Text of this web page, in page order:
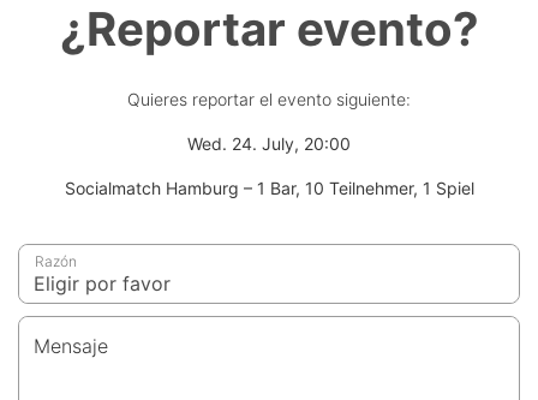
¿Reportar evento?
Quieres reportar el evento siguiente:
Wed. 24. July, 20:00
Socialmatch Hamburg – 1 Bar, 10 Teilnehmer, 1 Spiel
Razón
Mensaje